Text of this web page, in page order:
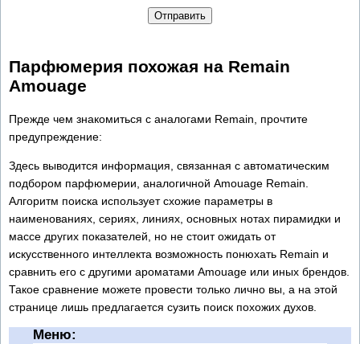
Отправить
Парфюмерия похожая на Remain
Amouage
Прежде чем знакомиться с аналогами Remain, прочтите
предупреждение:
Здесь выводится информация, связанная с автоматическим
подбором парфюмерии, аналогичной Amouage Remain.
Алгоритм поиска использует схожие параметры в
наименованиях, сериях, линиях, основных нотах пирамидки и
массе других показателей, но не стоит ожидать от
искусственного интеллекта возможность понюхать Remain и
сравнить его с другими ароматами Amouage или иных брендов.
Такое сравнение можете провести только лично вы, а на этой
странице лишь предлагается сузить поиск похожих духов.
Меню: